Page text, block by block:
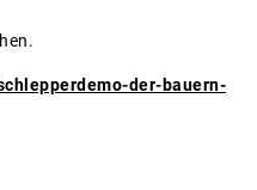
der-bauern-